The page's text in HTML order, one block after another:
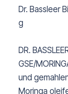
Dr. Bassleer
g
DR.
GSE/
und
Moringa